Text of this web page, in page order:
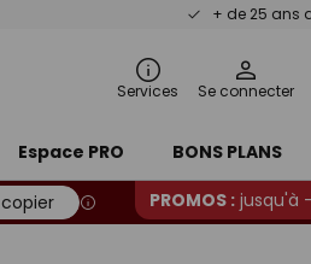
+ de 25 ans
Services Se connecter
Espace PRO BONS PLANS
copier PROMOS : jusqu'à